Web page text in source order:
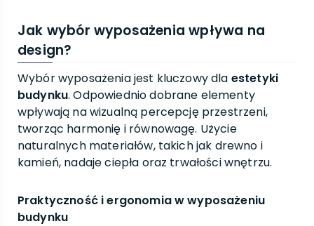
Jak wybór wyposażenia wpływa na
design?
Wybór wyposażenia jest kluczowy dla estetyki
budynku. Odpowiednio dobrane elementy
wpływają na wizualną percepcję przestrzeni,
tworząc harmonię i równowagę. Użycie
naturalnych materiałów, takich jak drewno i
kamień, nadaje ciepła oraz trwałości wnętrzu.
Praktyczność i ergonomia w wyposażeniu
budynku